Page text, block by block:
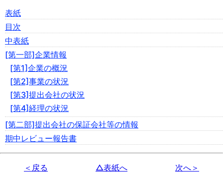
表紙
目次
中表紙
[第一部]企業情報
[第1]企業の概況
[第2]事業の状況
[第3]提出会社の状況
[第4]経理の状況
[第二部]提出会社の保証会社等の情報
期中レビュー報告書
＜戻る △表紙へ 次へ＞